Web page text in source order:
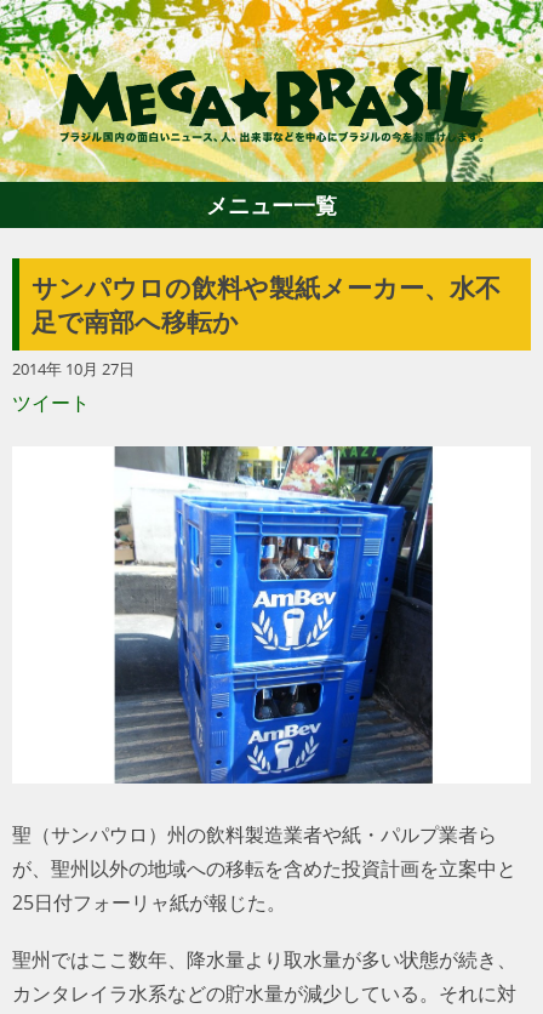
エンターテイメント
グルメ
トラベル
サッカー
PEOPLE
ビジネス
コラム
メニュー一覧
サンパウロの飲料や製紙メーカー、水不
足で南部へ移転か
2014年 10月 27日
ツイート
聖（サンパウロ）州の飲料製造業者や紙・パルプ業者ら
が、聖州以外の地域への移転を含めた投資計画を立案中と
25日付フォーリャ紙が報じた。
聖州ではここ数年、降水量より取水量が多い状態が続き、
カンタレイラ水系などの貯水量が減少している。それに対